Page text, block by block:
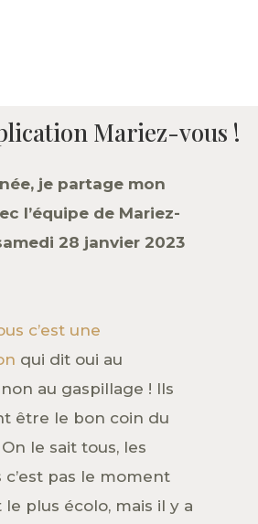
Mariez-vous !
je partage mon
l’équipe de Mariez-
28 janvier 2023
c’est une
qui dit oui au
au gaspillage ! Ils
être le bon coin du
le sait tous, les
c’est pas le moment
le plus écolo, mais il y a